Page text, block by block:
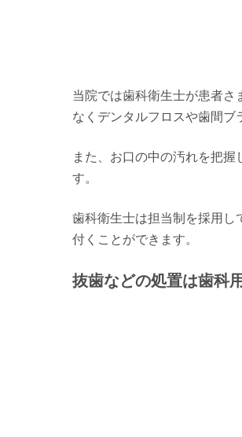
当院では歯科衛生士が患者
なくデンタルフロスや歯間ブ
また、お口の中の汚れを把
す。
歯科衛生士は担当制を採用し
付くことができます。
抜歯などの処置は歯科